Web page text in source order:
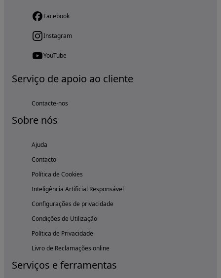
Facebook
Instagram
YouTube
Serviço de apoio ao cliente
Contacte-nos
Sobre nós
Ajuda
Contacto
Política de Cookies
Inteligência Artificial Responsável
Configurações de privacidade
Condições de Utilização
Política de Privacidade
Livro de Reclamações online
Serviços e ferramentas